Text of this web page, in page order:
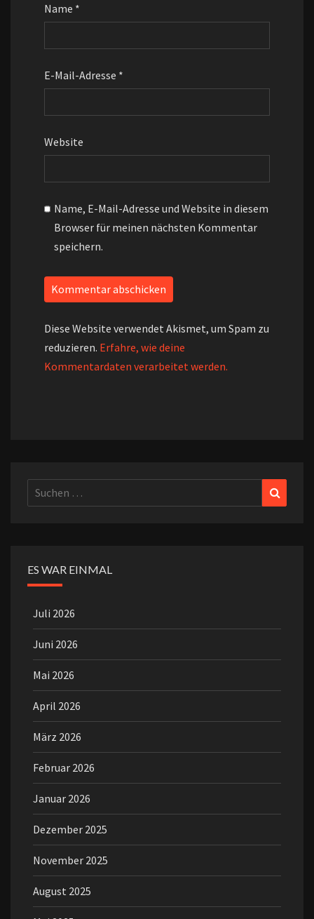
Name *
E-Mail-Adresse *
Website
Name, E-Mail-Adresse und Website in diesem
Browser für meinen nächsten Kommentar
speichern.
Diese Website verwendet Akismet, um Spam zu
reduzieren. Erfahre, wie deine
Kommentardaten verarbeitet werden.
Suchen
nach:
ES WAR EINMAL
Juli 2026
Juni 2026
Mai 2026
April 2026
März 2026
Februar 2026
Januar 2026
Dezember 2025
November 2025
August 2025